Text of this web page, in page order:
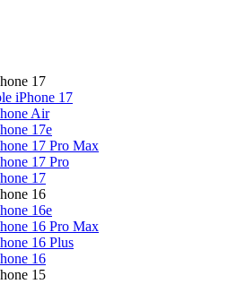
17
iPhone 17
Air
17e
17 Pro Max
17 Pro
17
16
16e
16 Pro Max
16 Plus
16
15